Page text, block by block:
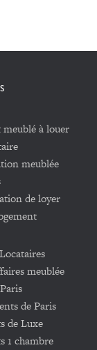
à louer
meublée
de loyer
meublée
de Paris
de Luxe
1 chambre